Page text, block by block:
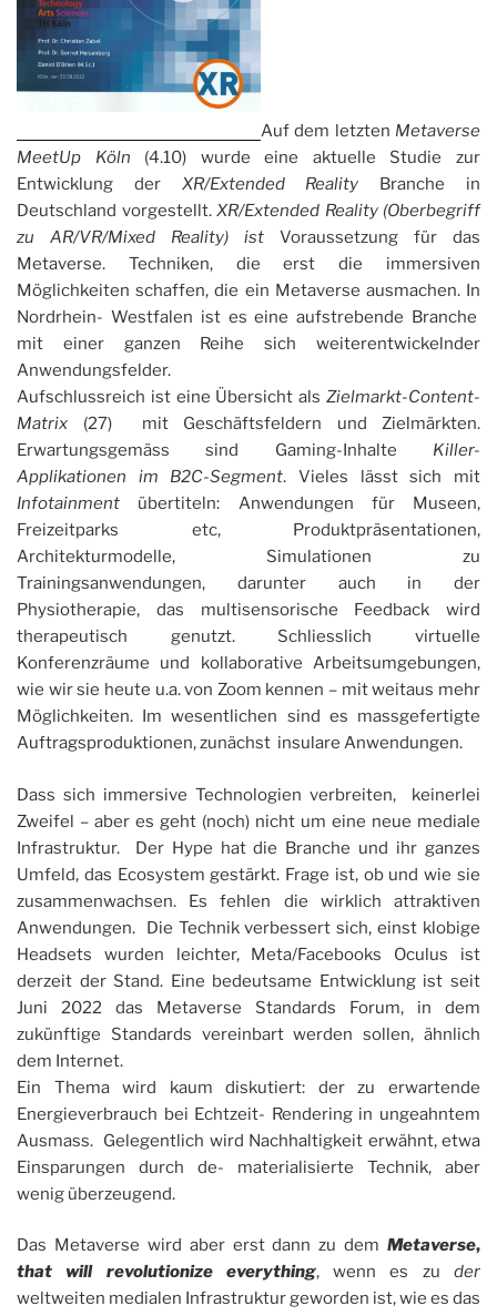
Auf dem letzten Metaverse
MeetUp Köln (4.10) wurde eine aktuelle Studie zur
Entwicklung der XR/Extended Reality Branche in
Deutschland vorgestellt. XR/Extended Reality (Oberbegriff
zu AR/VR/Mixed Reality) ist Voraussetzung für das
Metaverse. Techniken, die erst die immersiven
Möglichkeiten schaffen, die ein Metaverse ausmachen. In
Nordrhein- Westfalen ist es eine aufstrebende Branche
mit einer ganzen Reihe sich weiterentwickelnder
Anwendungsfelder.
Aufschlussreich ist eine Übersicht als Zielmarkt-Content-
Matrix (27) mit Geschäftsfeldern und Zielmärkten.
Erwartungsgemäss sind Gaming-Inhalte Killer-
Applikationen im B2C-Segment. Vieles lässt sich mit
Infotainment übertiteln: Anwendungen für Museen,
Freizeitparks etc, Produktpräsentationen,
Architekturmodelle, Simulationen zu
Trainingsanwendungen, darunter auch in der
Physiotherapie, das multisensorische Feedback wird
therapeutisch genutzt. Schliesslich virtuelle
Konferenzräume und kollaborative Arbeitsumgebungen,
wie wir sie heute u.a. von Zoom kennen – mit weitaus mehr
Möglichkeiten. Im wesentlichen sind es massgefertigte
Auftragsproduktionen, zunächst insulare Anwendungen.
Dass sich immersive Technologien verbreiten, keinerlei
Zweifel – aber es geht (noch) nicht um eine neue mediale
Infrastruktur. Der Hype hat die Branche und ihr ganzes
Umfeld, das Ecosystem gestärkt. Frage ist, ob und wie sie
zusammenwachsen. Es fehlen die wirklich attraktiven
Anwendungen. Die Technik verbessert sich, einst klobige
Headsets wurden leichter, Meta/Facebooks Oculus ist
derzeit der Stand. Eine bedeutsame Entwicklung ist seit
Juni 2022 das Metaverse Standards Forum, in dem
zukünftige Standards vereinbart werden sollen, ähnlich
dem Internet.
Ein Thema wird kaum diskutiert: der zu erwartende
Energieverbrauch bei Echtzeit- Rendering in ungeahntem
Ausmass. Gelegentlich wird Nachhaltigkeit erwähnt, etwa
Einsparungen durch de- materialisierte Technik, aber
wenig überzeugend.
Das Metaverse wird aber erst dann zu dem Metaverse,
that will revolutionize everything, wenn es zuder
weltweiten medialen Infrastruktur geworden ist, wie es das